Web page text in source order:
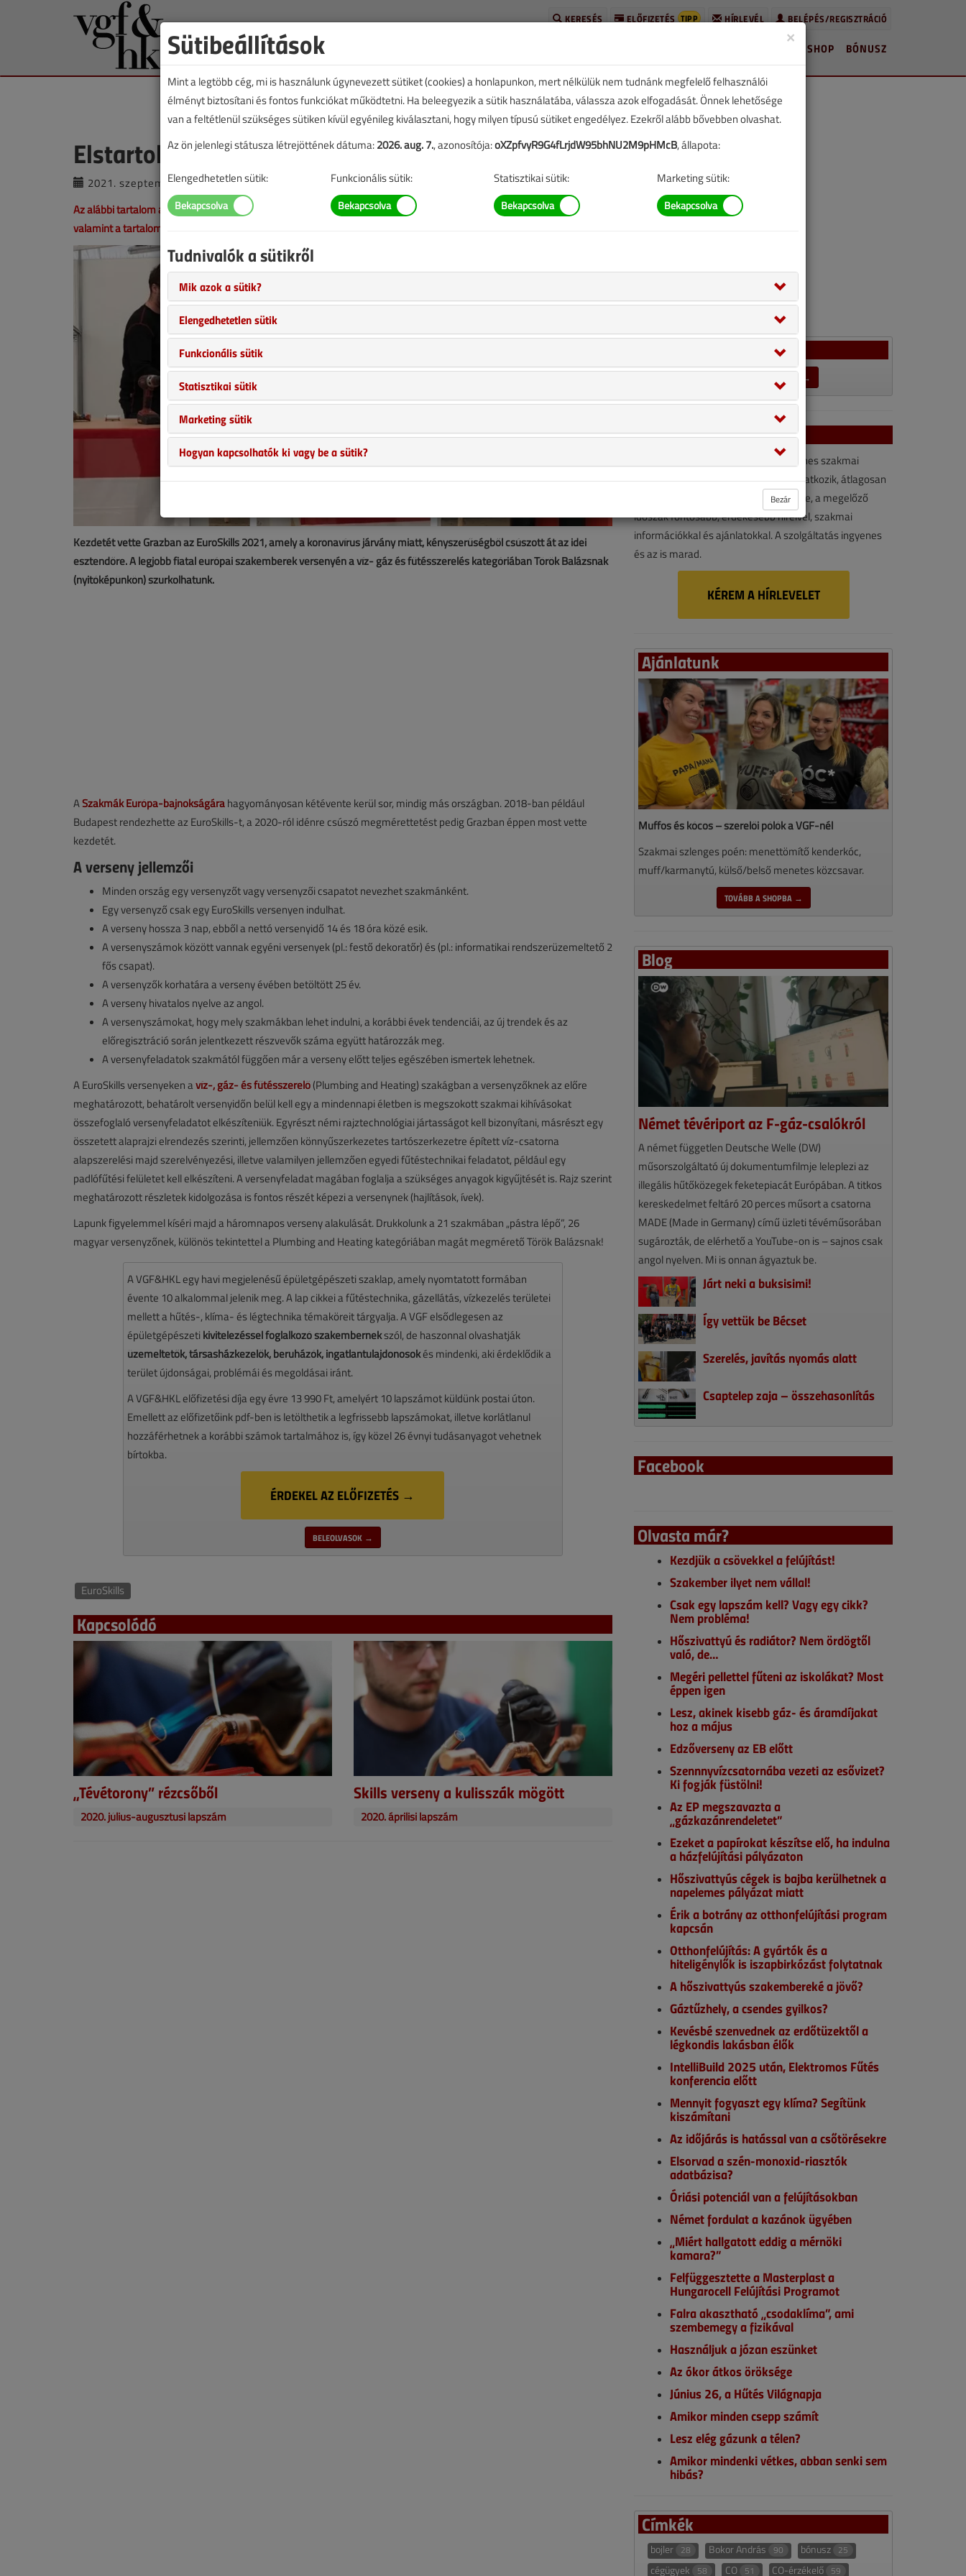
BELÉPÉS/REGISZTRÁCIÓ
HÍRLEVÉL
ELŐFIZETÉS TIPP
KERESÉS
BÓNUSZ
SHOP
Elstartolt a szakmák Európa-bajnoksága
2021. szeptember 23. | Erdősi Csaba
1564 |
Az alábbi tartalom archív, 5 éve frissült utoljára. A cikkben szereplő információk mára aktualitásukat veszíthették,
valamint a tartalom helyenként hiányos lehet (képek, táblázatok stb.).
Kezdetét vette Grazban az EuroSkills 2021, amely a koronavírus járvány miatt, kényszerűségből csúszott át az idei
esztendőre. A legjobb fiatal európai szakemberek versenyén a víz- gáz és fűtésszerelés kategóriában Török Balázsnak
(nyitóképünkön) szurkolhatunk.
ASzakmák Európa-bajnokságárahagyományosan kétévente kerül sor, mindig más országban. 2018-ban például
Budapest rendezhette az EuroSkills-t, a 2020-ról idénre csúszó megmérettetést pedig Grazban éppen most vette
kezdetét.
A verseny jellemzői
Minden ország egy versenyzőt vagy versenyzői csapatot nevezhet szakmánként.
Egy versenyző csak egy EuroSkills versenyen indulhat.
A verseny hossza 3 nap, ebből a nettó versenyidő 14 és 18 óra közé esik.
A versenyszámok között vannak egyéni versenyek (pl.: festő dekoratőr) és (pl.: informatikai rendszerüzemeltető 2
fős csapat).
A versenyzők korhatára a verseny évében betöltött 25 év.
A verseny hivatalos nyelve az angol.
A versenyszámokat, hogy mely szakmákban lehet indulni, a korábbi évek tendenciái, az új trendek és az
előregisztráció során jelentkezett részvevők száma együtt határozzák meg.
A versenyfeladatok szakmától függően már a verseny előtt teljes egészében ismertek lehetnek.
A EuroSkills versenyeken avíz-, gáz- és fűtésszerelő(Plumbing and Heating) szakágban a versenyzőknek az előre
meghatározott, behatárolt versenyidőn belül kell egy a mindennapi életben is megszokott szakmai kihívásokat
összefoglaló versenyfeladatot elkészíteniük. Egyrészt némi rajztechnológiai jártasságot kell bizonyítani, másrészt egy
összetett alaprajzi elrendezés szerinti, jellemzően könnyűszerkezetes tartószerkezetre épített víz-csatorna
alapszerelési majd szerelvényezési, illetve valamilyen jellemzően egyedi fűtéstechnikai feladatot, például egy
padlófűtési felületet kell elkészíteni. A versenyfeladat magában foglalja a szükséges anyagok kigyűjtését is. Rajz szerint
meghatározott részletek kidolgozása is fontos részét képezi a versenynek (hajlítások, ívek).
Lapunk figyelemmel kíséri majd a háromnapos verseny alakulását. Drukkolunk a 21 szakmában „pástra lépő”, 26
magyar versenyzőnek, különös tekintettel a Plumbing and Heating kategóriában magát megmérető Török Balázsnak!
A VGF&HKL egy havi megjelenésű épületgépészeti szaklap, amely nyomtatott formában
évente 10 alkalommal jelenik meg. A lap cikkei a fűtéstechnika, gázellátás, vízkezelés területei
mellett a hűtés-, klíma- és légtechnika témaköreit tárgyalja. A VGF elsődlegesen az
épületgépészeti kivitelezéssel foglalkozó szakembernekszól, de haszonnal olvashatják
üzemeltetők, társasházkezelők, beruházók, ingatlantulajdonosokés mindenki, aki érdeklődik a
terület újdonságai, problémái és megoldásai iránt.
A VGF&HKL előfizetési díja egy évre 13 990 Ft, amelyért 10 lapszámot küldünk postai úton.
Emellett az előfizetőink pdf-ben is letölthetik a legfrissebb lapszámokat, illetve korlátlanul
hozzáférhetnek a korábbi számok tartalmához is, így közel 26 évnyi tudásanyagot vehetnek
bírtokba.
ÉRDEKEL AZ ELŐFIZETÉS →
BELEOLVASOK →
EuroSkills
Kapcsolódó
„Tévétorony” rézcsőből
2020. július-augusztusi lapszám
Skills verseny a kulisszák mögött
2020. áprilisi lapszám
LEZÁRULT SZAVAZÁSOK →
VGF&HKL hírlevél
A VGF&HKL hírlevél kényelmes, ingyenes szakmai
hírforrás. Vegye igénybe ön is! Ha feliratkozik, átlagosan
havonta kétszer érkezik e-mail-címére, a megelőző
időszak fontosabb, érdekesebb híreivel, szakmai
információkkal és ajánlatokkal. A szolgáltatás ingyenes
és az is marad.
KÉREM A HÍRLEVELET
Ajánlatunk
Muffos és kócos – szerelői pólók a VGF-nél
Szakmai szlenges poén: menettömítő kenderkóc,
muff/karmanytú, külső/belső menetes közcsavar.
TOVÁBB A SHOPBA →
Blog
Német tévériport az F-gáz-csalókról
A német független Deutsche Welle (DW)
műsorszolgáltató új dokumentumfilmje leleplezi az
illegális hűtőközegek feketepiacát Európában. A titkos
kereskedelmet feltáró 20 perces műsort a csatorna
MADE (Made in Germany) című üzleti tévéműsorában
sugározták, de elérhető a YouTube-on is – sajnos csak
angol nyelven. Mi is onnan ágyaztuk be.
Járt neki a buksisimi!
Így vettük be Bécset
Szerelés, javítás nyomás alatt
Csaptelep zaja – összehasonlítás
Facebook
Olvasta már?
Kezdjük a csövekkel a felújítást!
Szakember ilyet nem vállal!
Csak egy lapszám kell? Vagy egy cikk?
Nem probléma!
Hőszivattyú és radiátor? Nem ördögtől
való, de…
Megéri pellettel fűteni az iskolákat? Most
éppen igen
Lesz, akinek kisebb gáz- és áramdíjakat
hoz a május
Edzőverseny az EB előtt
Szennnyvízcsatornába vezeti az esővizet?
Ki fogják füstölni!
Az EP megszavazta a
„gázkazánrendeletet”
Ezeket a papírokat készítse elő, ha indulna
a házfelújítási pályázaton
Hőszivattyús cégek is bajba kerülhetnek a
napelemes pályázat miatt
Érik a botrány az otthonfelújítási program
kapcsán
Otthonfelújítás: A gyártók és a
hiteligénylők is iszapbirkózást folytatnak
A hőszivattyús szakembereké a jövő?
Gáztűzhely, a csendes gyilkos?
Kevésbé szenvednek az erdőtüzektől a
légkondis lakásban élők
IntelliBuild 2025 után, Elektromos Fűtés
konferencia előtt
Mennyit fogyaszt egy klíma? Segítünk
kiszámítani
Az időjárás is hatással van a csőtörésekre
Elsorvad a szén-monoxid-riasztók
adatbázisa?
Óriási potenciál van a felújításokban
Német fordulat a kazánok ügyében
„Miért hallgatott eddig a mérnöki
kamara?”
Felfüggesztette a Masterplast a
Hungarocell Felújítási Programot
Falra akasztható „csodaklíma”, ami
szembemegy a fizikával
Használjuk a józan eszünket
Az ókor átkos öröksége
Június 26, a Hűtés Világnapja
Amikor minden csepp számít
Lesz elég gázunk a télen?
Amikor mindenki vétkes, abban senki sem
hibás?
Címkék
bojler 28 Bokor András 90 bónusz 25
cégügyek 58 CO 51 CO-érzékelő 59
×
Sütibeállítások
Mint a legtöbb cég, mi is használunk úgynevezett sütiket (cookies) a honlapunkon, mert nélkülük nem tudnánk megfelelő felhasználói
élményt biztosítani és fontos funkciókat működtetni. Ha beleegyezik a sütik használatába, válassza azok elfogadását. Önnek lehetősége
van a feltétlenül szükséges sütiken kívül egyénileg kiválasztani, hogy milyen típusú sütiket engedélyez. Ezekről alább bővebben olvashat.
Az ön jelenlegi státusza létrejöttének dátuma:2026. aug. 7., azonosítója:oXZpfvyR9G4fLrjdW95bhNU2M9pHMcB, állapota:
Elengedhetetlen sütik: Funkcionális sütik: Statisztikai sütik: Marketing sütik:
Tudnivalók a sütikről
Mik azok a sütik?
Elengedhetetlen sütik
Funkcionális sütik
Statisztikai sütik
Marketing sütik
Hogyan kapcsolhatók ki vagy be a sütik?
Bezár